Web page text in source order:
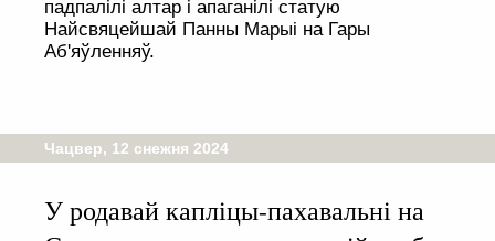
падпалілі алтар і апаганілі статую
Найсвяцейшай Панны Марыі на Гары
Аб'яўленняў.
Чацвер, 12 снежня 2024
У родавай капліцы-пахавальні на